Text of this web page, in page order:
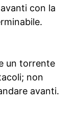
con la
un torrente
non
avanti.